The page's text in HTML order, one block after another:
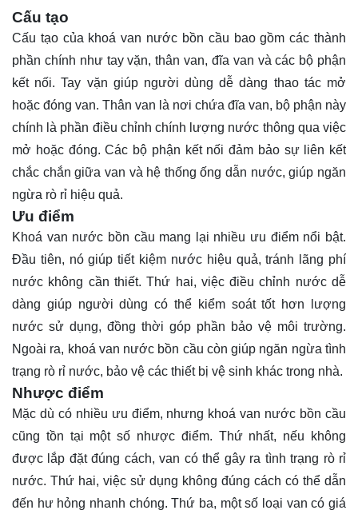
Cấu tạo
Cấu tạo của khoá van nước bồn cầu bao gồm các thành
phần chính như tay vặn, thân van, đĩa van và các bộ phận
kết nối. Tay vặn giúp người dùng dễ dàng thao tác mở
hoặc đóng van. Thân van là nơi chứa đĩa van, bộ phận này
chính là phần điều chỉnh chính lượng nước thông qua việc
mở hoặc đóng. Các bộ phận kết nối đảm bảo sự liên kết
chắc chắn giữa van và hệ thống ống dẫn nước, giúp ngăn
ngừa rò rỉ hiệu quả.
Ưu điểm
Khoá van nước bồn cầu mang lại nhiều ưu điểm nổi bật.
Đầu tiên, nó giúp tiết kiệm nước hiệu quả, tránh lãng phí
nước không cần thiết. Thứ hai, việc điều chỉnh nước dễ
dàng giúp người dùng có thể kiểm soát tốt hơn lượng
nước sử dụng, đồng thời góp phần bảo vệ môi trường.
Ngoài ra, khoá van nước bồn cầu còn giúp ngăn ngừa tình
trạng rò rỉ nước, bảo vệ các thiết bị vệ sinh khác trong nhà.
Nhược điểm
Mặc dù có nhiều ưu điểm, nhưng khoá van nước bồn cầu
cũng tồn tại một số nhược điểm. Thứ nhất, nếu không
được lắp đặt đúng cách, van có thể gây ra tình trạng rò rỉ
nước. Thứ hai, việc sử dụng không đúng cách có thể dẫn
đến hư hỏng nhanh chóng. Thứ ba, một số loại van có giá